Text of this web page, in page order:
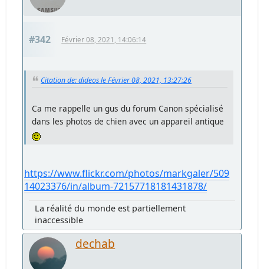
#342 Février 08, 2021, 14:06:14
Citation de: dideos le Février 08, 2021, 13:27:26
Ca me rappelle un gus du forum Canon spécialisé
dans les photos de chien avec un appareil antique
https://www.flickr.com/photos/markgaler/509
14023376/in/album-72157718181431878/
La réalité du monde est partiellement
inaccessible
dechab